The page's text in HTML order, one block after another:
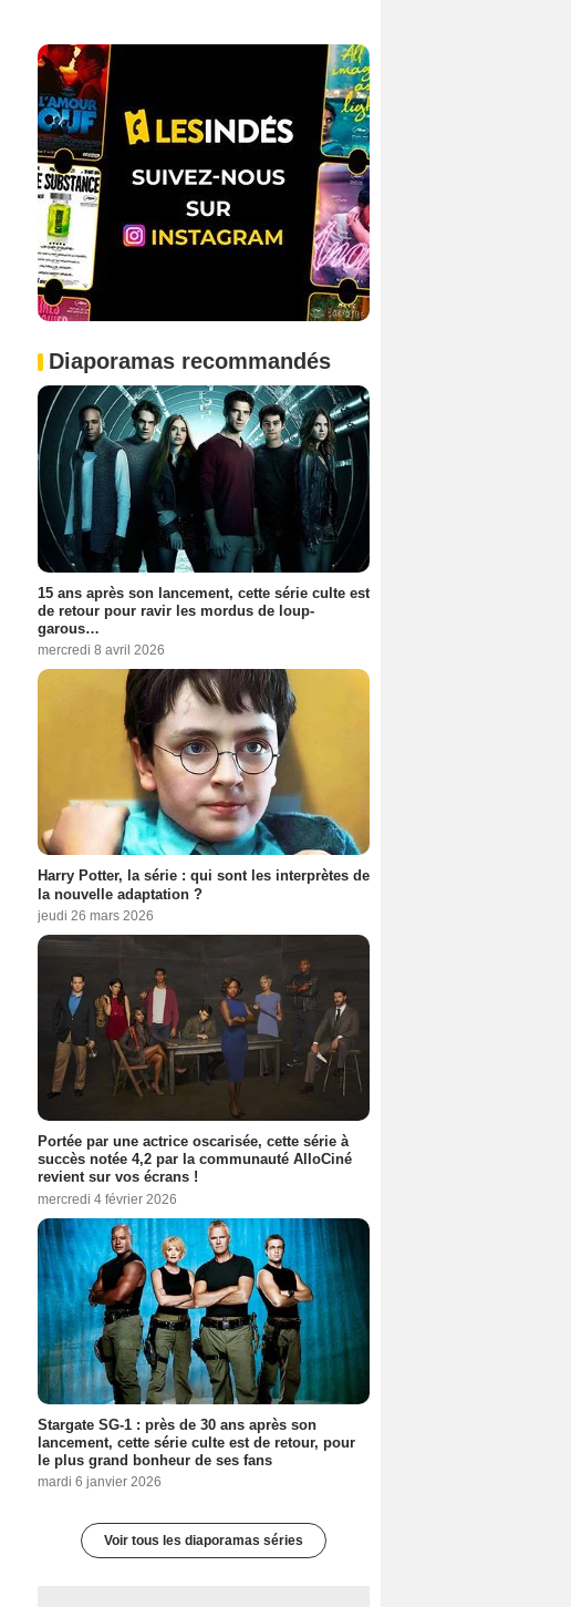
Diaporamas recommandés
15 ans après son lancement, cette série culte est
de retour pour ravir les mordus de loup-
garous…
mercredi 8 avril 2026
Harry Potter, la série : qui sont les interprètes de
la nouvelle adaptation ?
jeudi 26 mars 2026
Portée par une actrice oscarisée, cette série à
succès notée 4,2 par la communauté AlloCiné
revient sur vos écrans !
mercredi 4 février 2026
Stargate SG-1 : près de 30 ans après son
lancement, cette série culte est de retour, pour
le plus grand bonheur de ses fans
mardi 6 janvier 2026
Voir tous les diaporamas séries